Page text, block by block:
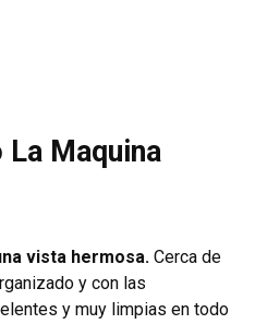
Maquina
vista hermosa. Cerca de
y con las
y muy limpias en todo